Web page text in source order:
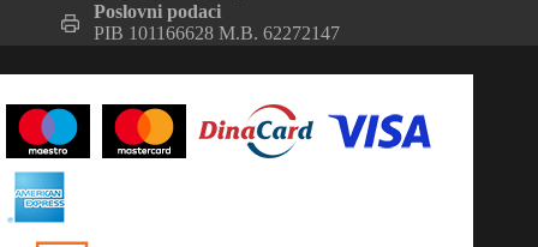
Poslovni podaci
PIB 101166628 M.B. 62272147